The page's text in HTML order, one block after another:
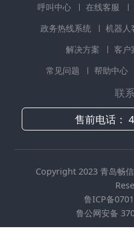
呼叫中心 在线客服
政务热线系统
机器人
解决方案
客户
常见问题
帮助中心
联
售前电话：
Copyright 2023 青岛畅
鲁ICP备
鲁公网安备